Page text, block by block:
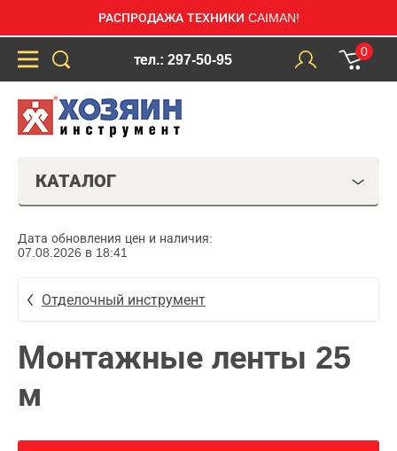
РАСПРОДАЖА ТЕХНИКИ CAIMAN!
тел.: 297-50-95
0
КАТАЛОГ
Дата обновления цен и наличия:
07.08.2026 в 18:41
Отделочный инструмент
Монтажные ленты 25
м